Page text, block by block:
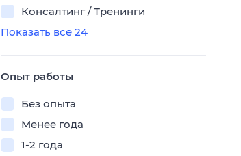
Консалтинг / Тренинги
Показать все 24
Опыт работы
Без опыта
Менее года
1-2 года